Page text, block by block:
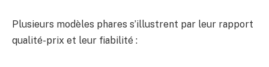
Plusieurs modèles phares s’illustrent par leur rapport
qualité-prix et leur fiabilité :